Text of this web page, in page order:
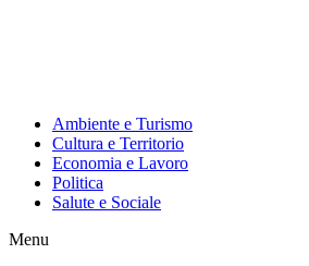
Ambiente e Turismo
Cultura e Territorio
Economia e Lavoro
Politica
Salute e Sociale
Menu